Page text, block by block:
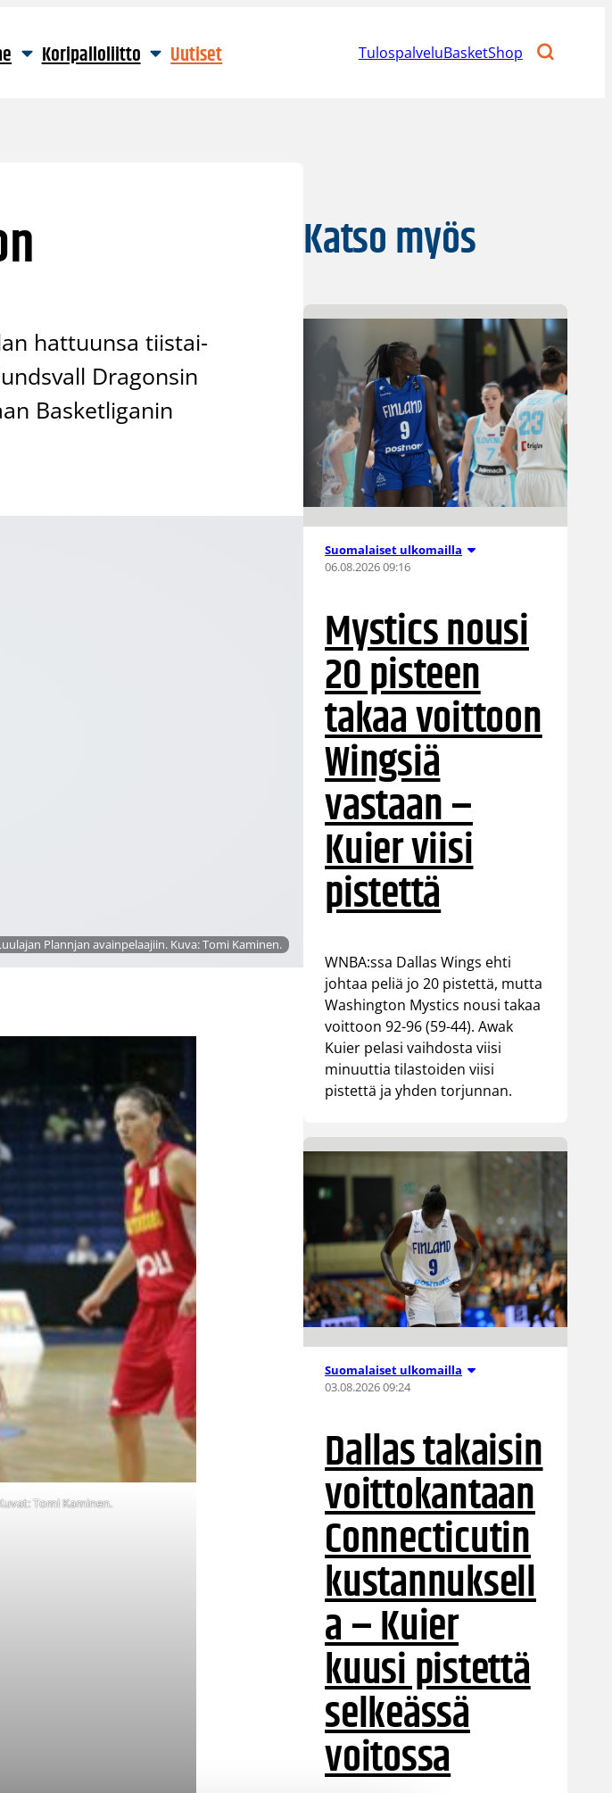
Koripalloliitto Uutiset TulospalveluBasketShop
hattuunsa tiistai-
Dragonsin
Basketliganin
Plannjan avainpelaajiin. Kuva: Tomi Kaminen.
Tomi Kaminen.
Katso myös
Suomalaiset ulkomailla
06.08.2026 09:16
Mystics nousi
20 pisteen
takaa voittoon
Wingsiä
vastaan –
Kuier viisi
pistettä
WNBA:ssa Dallas Wings ehti
johtaa peliä jo 20 pistettä, mutta
Washington Mystics nousi takaa
voittoon 92-96 (59-44). Awak
Kuier pelasi vaihdosta viisi
minuuttia tilastoiden viisi
pistettä ja yhden torjunnan.
Suomalaiset ulkomailla
03.08.2026 09:24
Dallas takaisin
voittokantaan
Connecticutin
kustannuksell
a – Kuier
kuusi pistettä
selkeässä
voitossa